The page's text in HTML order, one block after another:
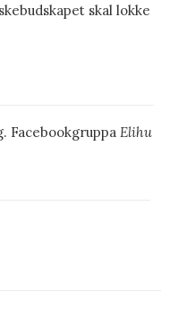
skal lokke
Facebookgruppa Elihu